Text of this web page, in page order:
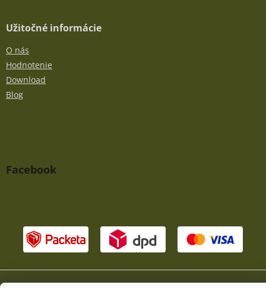
Užitočné informácie
O nás
Hodnotenie
Download
Blog
Facebook